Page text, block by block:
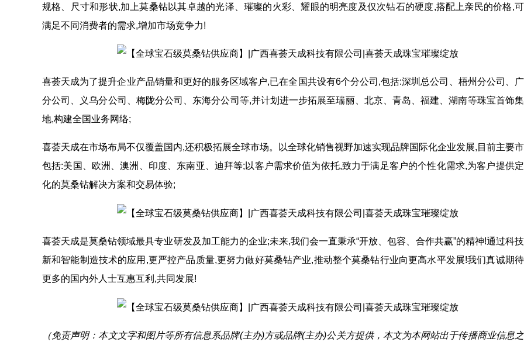
规格、尺寸和形状,加上莫桑钻以其卓越的光泽、璀璨的火彩、耀眼的明亮度及仅次钻石的硬度,搭配上亲民的价格,
满足不同消费者的需求,增加市场竞争力!
喜荟天成为了提升企业产品销量和更好的服务区域客户,已在全国共设有6个分公司,包括:深圳总公司、梧州分公司、广
分公司、义乌分公司、梅陇分公司、东海分公司等,并计划进一步拓展至瑞丽、北京、青岛、福建、湖南等珠宝首饰
地,构建全国业务网络;
喜荟天成在市场布局不仅覆盖国内,还积极拓展全球市场。以全球化销售视野加速实现品牌国际化企业发展,目前主要
包括:美国、欧洲、澳洲、印度、东南亚、迪拜等;以客户需求价值为依托,致力于满足客户的个性化需求,为客户提供定
化的莫桑钻解决方案和交易体验;
喜荟天成是莫桑钻领域最具专业研发及加工能力的企业;未来,我们会一直秉承“开放、包容、合作共赢”的精神!通过科技
新和智能制造技术的应用,更严控产品质量,更努力做好莫桑钻产业,推动整个莫桑钻行业向更高水平发展!我们真诚期
更多的国内外人士互惠互利,共同发展!
（免责声明：本文文字和图片等所有信息系品牌(主办)方或品牌(主办)公关方提供，本文为本网站出于传播商业信息